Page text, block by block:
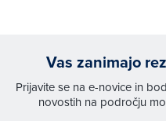
Vas zanimajo
Prijavite se na e-novice in
novostih na področju